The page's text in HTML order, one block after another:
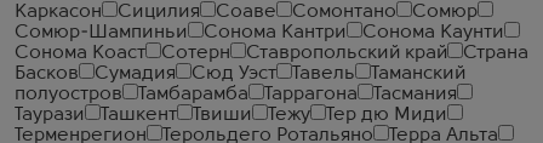
Каркасон
Сицилия Соаве Сомонтано
Сомюр
Сомюр-Шампиньи
Сонома Кантри
Сонома Каунти
Сонома Коаст
Сотерн Ставропольский край
Страна
Басков
Сумадия Сюд Уэст Тавель
Таманский
полуостров
Тамбарамба Таррагона
Тасмания
Таурази
Ташкент Твиши Тежу
Тер дю Миди
Терменрегион
Терольдего Ротальяно
Терра Альта